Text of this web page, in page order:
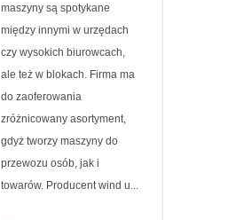
maszyny są spotykane
między innymi w urzędach
czy wysokich biurowcach,
ale też w blokach. Firma ma
do zaoferowania
zróżnicowany asortyment,
gdyż tworzy maszyny do
przewozu osób, jak i
towarów. Producent wind u...